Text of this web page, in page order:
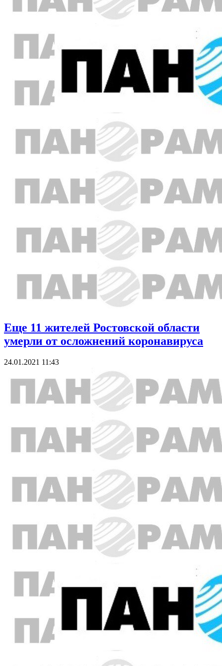
Еще 11 жителей Ростовской области
умерли от осложнений коронавируса
24.01.2021 11:43